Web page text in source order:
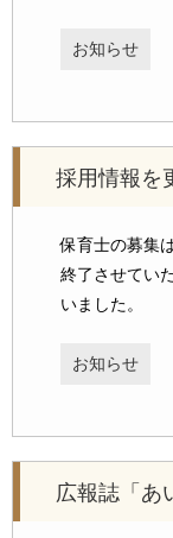
お知らせ
採用情報を
保育士の募集
終了させてい
いました。
お知らせ
広報誌「あ